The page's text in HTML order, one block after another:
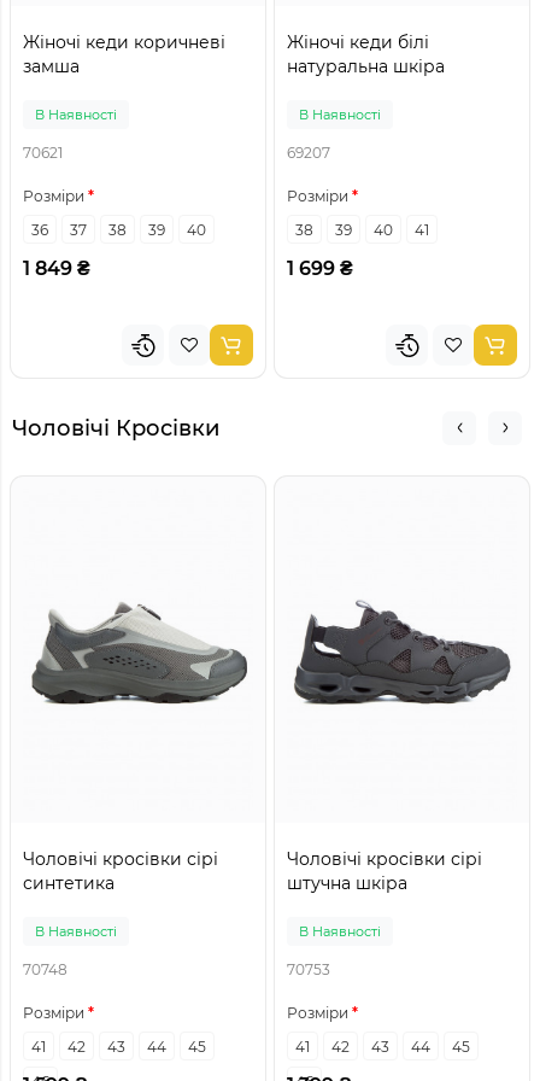
Жіночі кеди коричневі
замша
В Наявності
70621
Розміри
36
37 38 39 40
1 849 ₴
Жіночі кеди білі
натуральна шкіра
В Наявності
69207
Розміри
38
39 40 41
1 699 ₴
Чоловічі Кросівки
Чоловічі кросівки сірі
синтетика
В Наявності
70748
Розміри
41
42 43 44
45
Чоловічі кросівки сірі
штучна шкіра
В Наявності
70753
Розміри
41
42 43 44
45